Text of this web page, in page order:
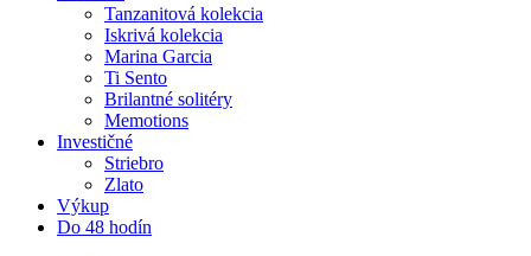
Tanzanitová kolekcia
Iskrivá kolekcia
Marina Garcia
Ti Sento
Brilantné solitéry
Memotions
Investičné
Striebro
Zlato
Výkup
Do 48 hodín